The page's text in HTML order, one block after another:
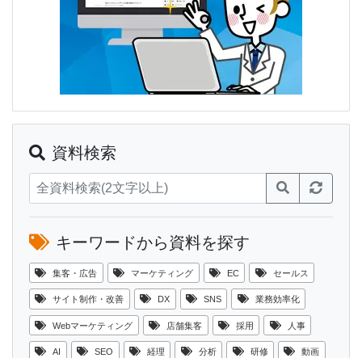
資料検索
キーワードから資料を探す
集客・広告 マーケティング EC セールス
サイト制作・改善 DX SNS 業務効率化
Webマーケティング 店舗集客 採用 人事
AI SEO 経理 分析 研修 動画